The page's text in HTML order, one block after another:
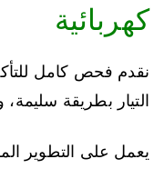
كهربائية
نقدم فحص كامل
التيار بطريقة
يعمل على التطوير